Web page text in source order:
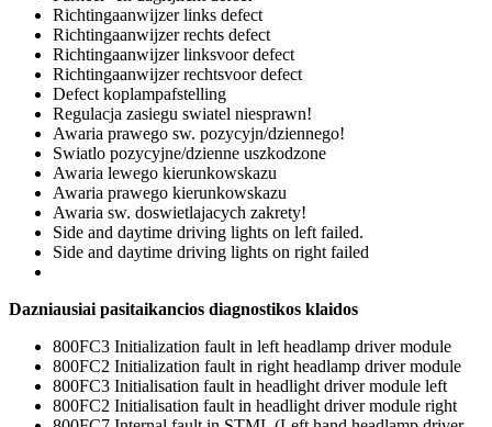
Richtingaanwijzer links defect
Richtingaanwijzer rechts defect
Richtingaanwijzer linksvoor defect
Richtingaanwijzer rechtsvoor defect
Defect koplampafstelling
Regulacja zasiegu swiatel niesprawn!
Awaria prawego sw. pozycyjn/dziennego!
Swiatlo pozycyjne/dzienne uszkodzone
Awaria lewego kierunkowskazu
Awaria prawego kierunkowskazu
Awaria sw. doswietlajacych zakrety!
Side and daytime driving lights on left failed.
Side and daytime driving lights on right failed
Dazniausiai pasitaikancios diagnostikos klaidos
800FC3 Initialization fault in left headlamp driver module
800FC2 Initialization fault in right headlamp driver module
800FC3 Initialisation fault in headlight driver module left
800FC2 Initialisation fault in headlight driver module right